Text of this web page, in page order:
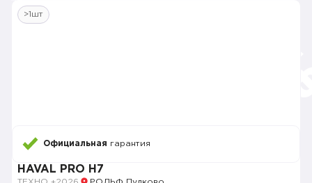
>1шт
Официальная гарантия
HAVAL PRO H7